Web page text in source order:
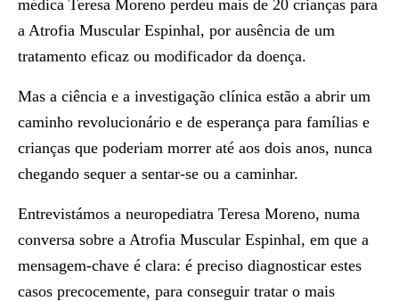
médica Teresa Moreno perdeu mais de 20 crianças para
a Atrofia Muscular Espinhal, por ausência de um
tratamento eficaz ou modificador da doença.
Mas a ciência e a investigação clínica estão a abrir um
caminho revolucionário e de esperança para famílias e
crianças que poderiam morrer até aos dois anos, nunca
chegando sequer a sentar-se ou a caminhar.
Entrevistámos a neuropediatra Teresa Moreno, numa
conversa sobre a Atrofia Muscular Espinhal, em que a
mensagem-chave é clara: é preciso diagnosticar estes
casos precocemente, para conseguir tratar o mais